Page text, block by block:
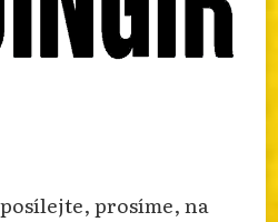
prosíme, na